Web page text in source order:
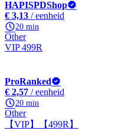
HAPISPDShop
€ 3,13 / eenheid
20 min
Other
VIP 499R
ProRanked
€ 2,57 / eenheid
20 min
Other
【VIP】【499R】